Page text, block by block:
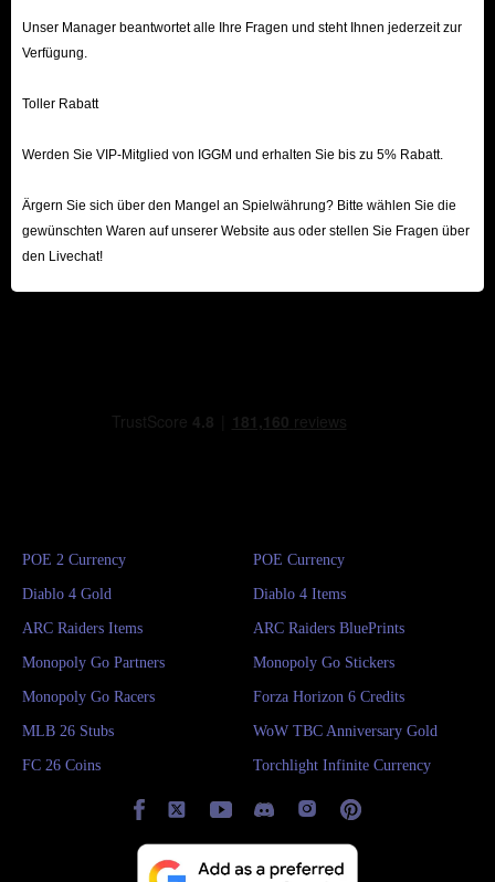
Unser Manager beantwortet alle Ihre Fragen und steht Ihnen jederzeit zur
Verfügung.
Toller Rabatt
Werden Sie VIP-Mitglied von IGGM und erhalten Sie bis zu 5% Rabatt.
Ärgern Sie sich über den Mangel an Spielwährung? Bitte wählen Sie die
gewünschten Waren auf unserer Website aus oder stellen Sie Fragen über
den Livechat!
POE 2 Currency POE Currency
Diablo 4 Gold Diablo 4 Items
ARC Raiders Items ARC Raiders BluePrints
Monopoly Go Partners Monopoly Go Stickers
Monopoly Go Racers Forza Horizon 6 Credits
MLB 26 Stubs WoW TBC Anniversary Gold
FC 26 Coins Torchlight Infinite Currency